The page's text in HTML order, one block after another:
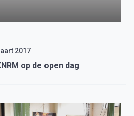
2017
op de open dag